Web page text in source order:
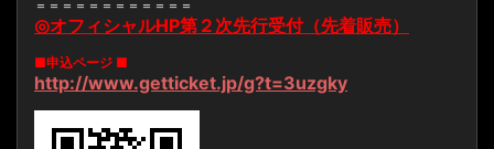
＝＝＝＝＝＝＝＝＝＝＝＝
◎オフィシャルHP第２次先行受付（先着販売）
■申込ページ ■
http://www.getticket.jp/g?t=3uzgky